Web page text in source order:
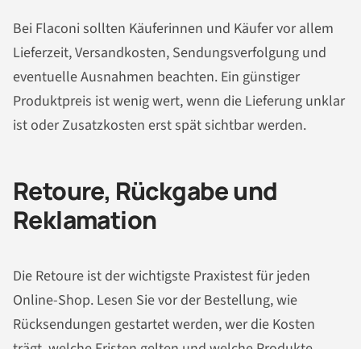
Bei Flaconi sollten Käuferinnen und Käufer vor allem
Lieferzeit, Versandkosten, Sendungsverfolgung und
eventuelle Ausnahmen beachten. Ein günstiger
Produktpreis ist wenig wert, wenn die Lieferung unklar
ist oder Zusatzkosten erst spät sichtbar werden.
Retoure, Rückgabe und
Reklamation
Die Retoure ist der wichtigste Praxistest für jeden
Online-Shop. Lesen Sie vor der Bestellung, wie
Rücksendungen gestartet werden, wer die Kosten